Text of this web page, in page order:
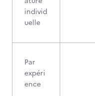
individ
uelle
Par
expéri
ence